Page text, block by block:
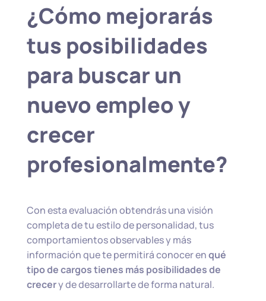
¿Cómo mejorarás
tus posibilidades
para buscar un
nuevo empleo y
crecer
profesionalmente?
Con esta evaluación obtendrás una visión
completa de tu estilo de personalidad, tus
comportamientos observables y más
información que te permitirá conocer enqué
tipo de cargos tienes más posibilidades de
crecery de desarrollarte de forma natural.